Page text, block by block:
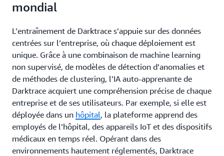
mondial
L’entraînement de Darktrace s’appuie sur des données
centrées sur l’entreprise, où chaque déploiement est
unique. Grâce à une combinaison de machine learning
non supervisé, de modèles de détection d’anomalies et
de méthodes de clustering, l’IA auto-apprenante de
Darktrace acquiert une compréhension précise de chaque
entreprise et de ses utilisateurs. Par exemple, si elle est
déployée dans un hôpital, la plateforme apprend des
employés de l’hôpital, des appareils IoT et des dispositifs
médicaux en temps réel. Opérant dans des
environnements hautement réglementés, Darktrace